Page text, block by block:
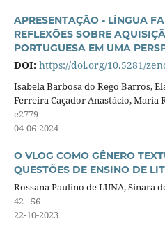
APRESENTAÇÃO - LÍNGUA
REFLEXÕES SOBRE
PORTUGUESA EM UMA
DOI: https://doi.org/10.5281/
Isabela Barbosa do Rego Barros,
Ferreira Caçador Anastácio, Maria
e2779
04-06-2024
O VLOG COMO GÊNERO
QUESTÕES DE ENSINO DE
Rossana Paulino de LUNA, Sinara
42 - 56
22-10-2023